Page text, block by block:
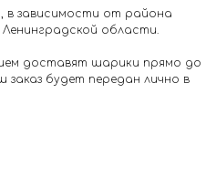
в зависимости от района
области.
доставят шарики прямо до
будет передан лично в